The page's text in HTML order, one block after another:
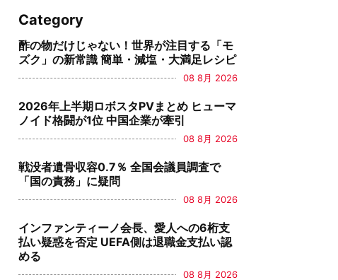
Category
酢の物だけじゃない！世界が注目する「モ
ズク」の新常識 簡単・減塩・大満足レシピ
08 8月 2026
2026年上半期ロボスタPVまとめ ヒューマ
ノイド格闘が1位 中国企業が牽引
08 8月 2026
戦没者遺骨収容0.7％ 全国会議員調査で
「国の責務」に疑問
08 8月 2026
インファンティーノ会長、愛人への6桁支
払い疑惑を否定 UEFA側は退職金支払い認
める
08 8月 2026